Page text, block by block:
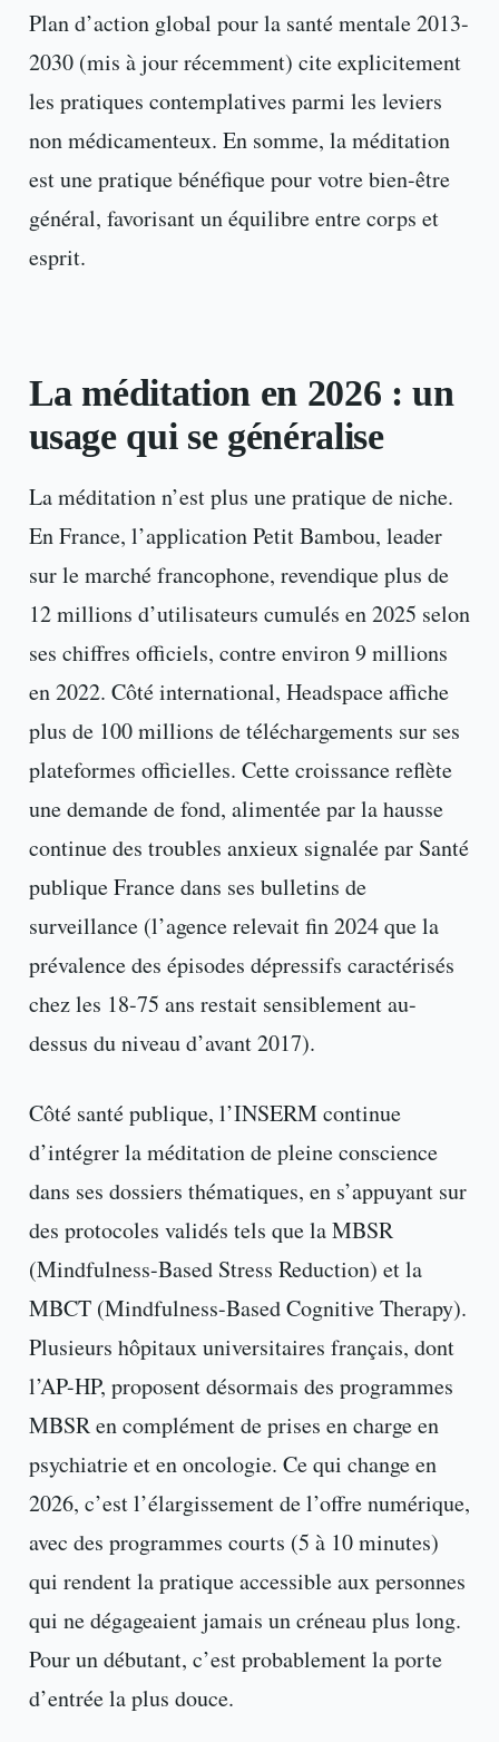
Plan d’action global pour la santé mentale 2013-
2030 (mis à jour récemment) cite explicitement
les pratiques contemplatives parmi les leviers
non médicamenteux. En somme, la méditation
est une pratique bénéfique pour votre bien-être
général, favorisant un équilibre entre corps et
esprit.
La méditation en 2026 : un
usage qui se généralise
La méditation n’est plus une pratique de niche.
En France, l’application Petit Bambou, leader
sur le marché francophone, revendique plus de
12 millions d’utilisateurs cumulés en 2025 selon
ses chiffres officiels, contre environ 9 millions
en 2022. Côté international, Headspace affiche
plus de 100 millions de téléchargements sur ses
plateformes officielles. Cette croissance reflète
une demande de fond, alimentée par la hausse
continue des troubles anxieux signalée par Santé
publique France dans ses bulletins de
surveillance (l’agence relevait fin 2024 que la
prévalence des épisodes dépressifs caractérisés
chez les 18-75 ans restait sensiblement au-
dessus du niveau d’avant 2017).
Côté santé publique, l’INSERM continue
d’intégrer la méditation de pleine conscience
dans ses dossiers thématiques, en s’appuyant sur
des protocoles validés tels que la MBSR
(Mindfulness-Based Stress Reduction) et la
MBCT (Mindfulness-Based Cognitive Therapy).
Plusieurs hôpitaux universitaires français, dont
l’AP-HP, proposent désormais des programmes
MBSR en complément de prises en charge en
psychiatrie et en oncologie. Ce qui change en
2026, c’est l’élargissement de l’offre numérique,
avec des programmes courts (5 à 10 minutes)
qui rendent la pratique accessible aux personnes
qui ne dégageaient jamais un créneau plus long.
Pour un débutant, c’est probablement la porte
d’entrée la plus douce.